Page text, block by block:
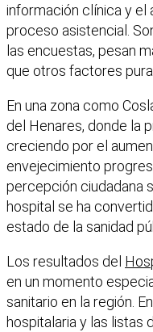
información clínica y el
proceso asistencial.
las encuestas, pesan
que otros factores
En una zona como
del Henares, donde la
creciendo por el
envejecimiento
percepción ciudadana
hospital se ha
estado de la sanidad
Los resultados del
en un momento
sanitario en la región.
hospitalaria y las listas